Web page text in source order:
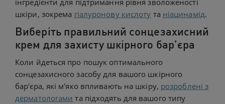
інгредієнти для підтримання рівня зволоженості
шкіри, зокрема гіалуронову кислоту та ніацинамід.
Виберіть правильний сонцезахисний
крем для захисту шкірного бар'єра
Коли йдеться про пошук оптимального
сонцезахисного засобу для вашого шкірного
бар'єра, які м'яко впливають на шкіру, розроблені з
дерматологами та підходять для вашого типу